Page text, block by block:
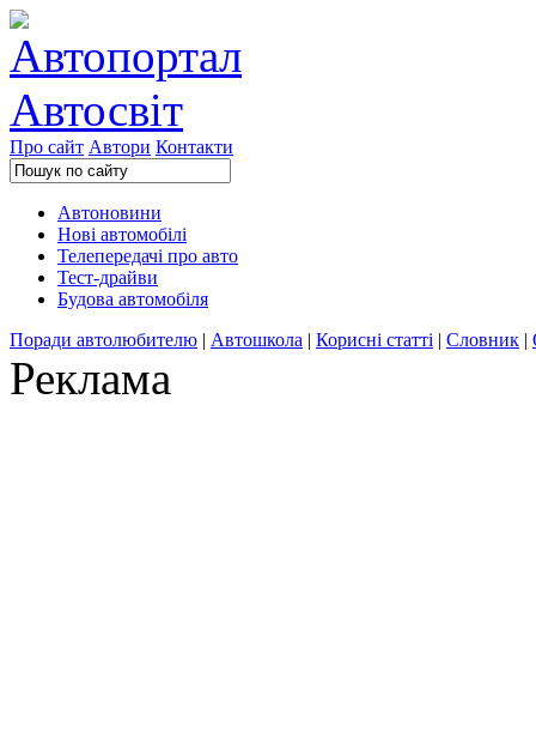
Про сайт Автори Контакти
Автоновини
Нові автомобілі
Телепередачі про авто
Тест-драйви
Будова автомобіля
Поради автолюбителю | Автошкола | Корисні статті | Словник |
Реклама